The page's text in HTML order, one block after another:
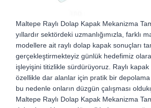
Maltepe Raylı Dolap Kapak Mekanizma
yıllardır sektördeki uzmanlığımızla, farklı
modellere ait raylı dolap kapak sonuçları
gerçekleştirmekteyiz günlük hedefimiz
işleyişini titizlikle sürdürüyoruz. Raylı kapak
özellikle dar alanlar için pratik bir depolama
bu nedenle onların düzgün çalışması
Maltepe Raylı Dolap Kapak Mekanizma